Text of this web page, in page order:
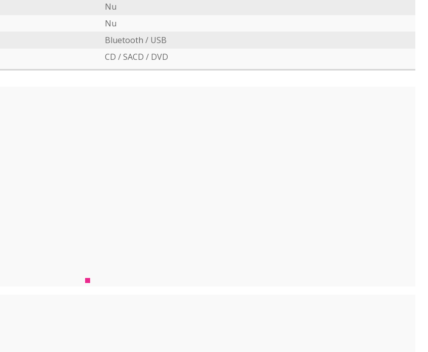
Nu
Nu
Bluetooth / USB
CD / SACD / DVD